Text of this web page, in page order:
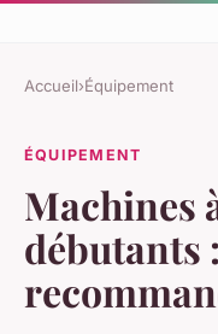
Accueil›Équipement
ÉQUIPEMENT
Machines
débutants